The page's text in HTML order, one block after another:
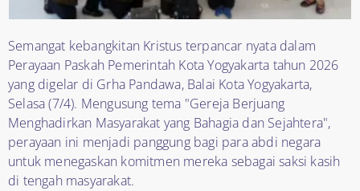
Semangat kebangkitan Kristus terpancar nyata dalam
Perayaan Paskah Pemerintah Kota Yogyakarta tahun 2026
yang digelar di Grha Pandawa, Balai Kota Yogyakarta,
Selasa (7/4). Mengusung tema "Gereja Berjuang
Menghadirkan Masyarakat yang Bahagia dan Sejahtera",
perayaan ini menjadi panggung bagi para abdi negara
untuk menegaskan komitmen mereka sebagai saksi kasih
di tengah masyarakat.